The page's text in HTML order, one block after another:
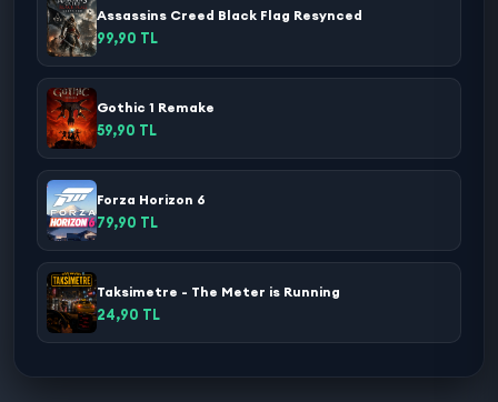
Assassins Creed Black Flag Resynced
99,90 TL
Gothic 1 Remake
59,90 TL
Forza Horizon 6
79,90 TL
Taksimetre - The Meter is Running
24,90 TL